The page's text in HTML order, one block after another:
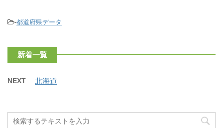
-都道府県データ
新着一覧
NEXT 北海道